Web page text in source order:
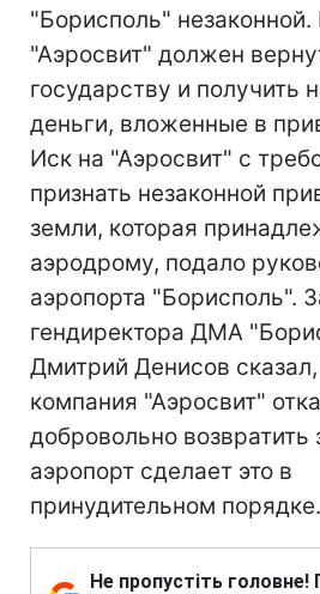
"Борисполь" незаконной.
"Аэросвит" должен
государству и получить
деньги, вложенные в
Иск на "Аэросвит" с
признать незаконной
земли, которая
аэродрому, подало
аэропорта "Борисполь".
гендиректора ДМА
Дмитрий Денисов сказал,
компания "Аэросвит"
добровольно возвратить
аэропорт сделает это в
принудительном порядке.
Не пропустіть головне!